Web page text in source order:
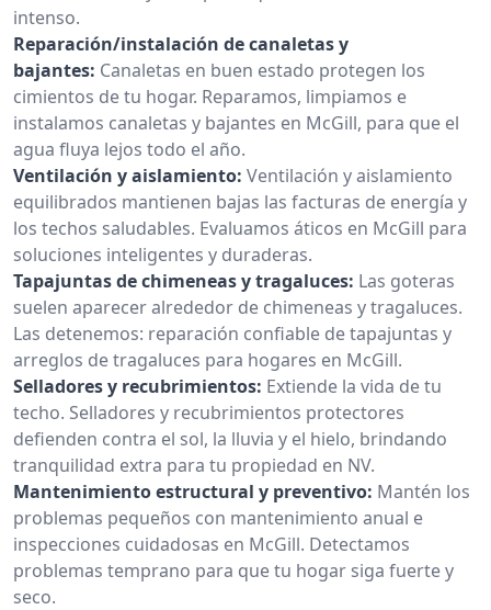
intenso.
Reparación/instalación de canaletas y
bajantes: Canaletas en buen estado protegen los
cimientos de tu hogar. Reparamos, limpiamos e
instalamos canaletas y bajantes en McGill, para que el
agua fluya lejos todo el año.
Ventilación y aislamiento: Ventilación y aislamiento
equilibrados mantienen bajas las facturas de energía y
los techos saludables. Evaluamos áticos en McGill para
soluciones inteligentes y duraderas.
Tapajuntas de chimeneas y tragaluces: Las goteras
suelen aparecer alrededor de chimeneas y tragaluces.
Las detenemos: reparación confiable de tapajuntas y
arreglos de tragaluces para hogares en McGill.
Selladores y recubrimientos: Extiende la vida de tu
techo. Selladores y recubrimientos protectores
defienden contra el sol, la lluvia y el hielo, brindando
tranquilidad extra para tu propiedad en NV.
Mantenimiento estructural y preventivo: Mantén los
problemas pequeños con mantenimiento anual e
inspecciones cuidadosas en McGill. Detectamos
problemas temprano para que tu hogar siga fuerte y
seco.